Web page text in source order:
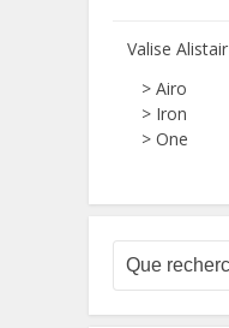
Valise Alistair
> Airo
> Iron
> One